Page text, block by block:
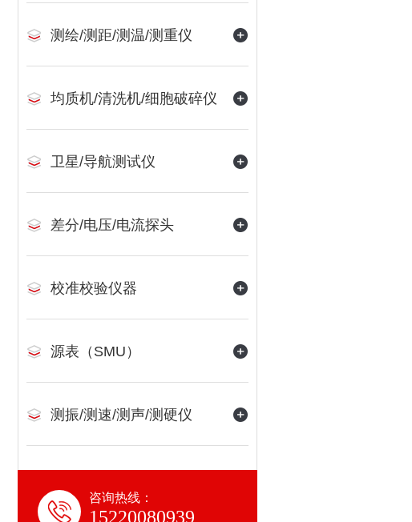
测绘/测距/测温/测重仪
均质机/清洗机/细胞破碎仪
卫星/导航测试仪
差分/电压/电流探头
校准校验仪器
源表（SMU）
测振/测速/测声/测硬仪
咨询热线：
15220080939